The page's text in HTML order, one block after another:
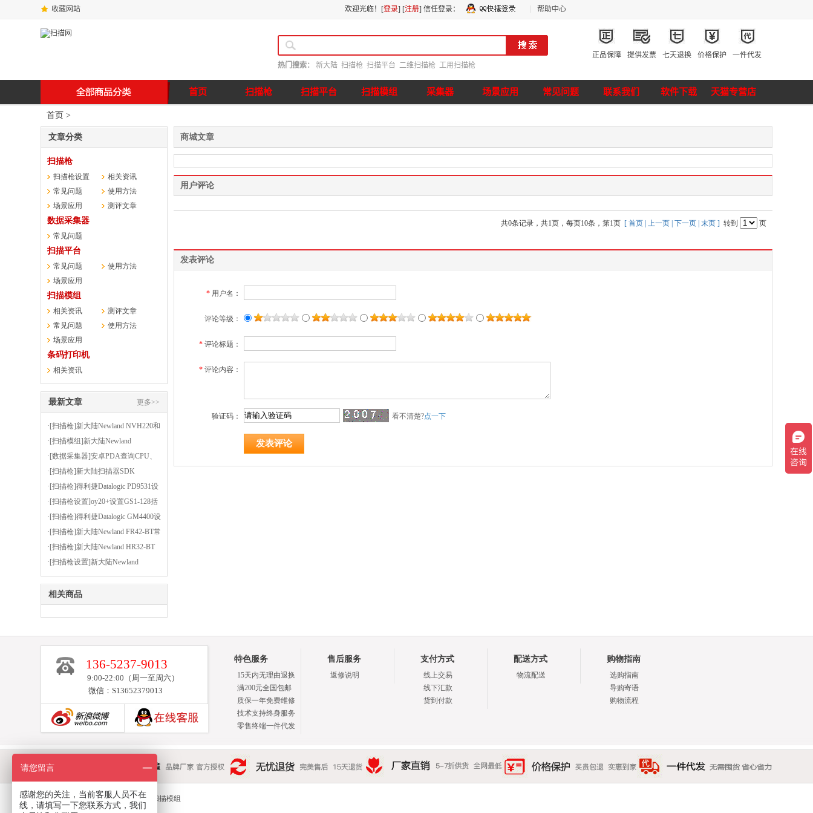
收藏网站 帮助中心
欢迎光临！[登录] [注册] 信任登录：
热门搜索： 新大陆 扫描枪 扫描平台 二维扫描枪 工用扫描枪
正品保障 提供发票 七天退换 价格保护 一件代发
首页 扫描枪 扫描平台 扫描模组 采集器 场景应用 常见问题 联系我们 软件下载 天猫专营店
首页 >
文章分类
扫描枪
扫描枪设置
相关资讯
常见问题
使用方法
场景应用
测评文章
数据采集器
常见问题
扫描平台
常见问题
使用方法
场景应用
扫描模组
相关资讯
测评文章
常见问题
使用方法
场景应用
条码打印机
相关资讯
最新文章 更多>>
·[扫描枪]新大陆Newland NVH220和
HR3000的OCR正则表达式生成器
·[扫描模组]新大陆Newland
FM430EX扫PCB印刷电路板上的条
码
·[数据采集器]安卓PDA查询CPU、
内存等信息的小软件-CPUZ
·[扫描枪]新大陆扫描器SDK
·[扫描枪]得利捷Datalogic PD9531设
置为按键扫描或者连续扫描（扫描
方式）
·[扫描枪设置]oy20+设置GS1-128括
号使能
·[扫描枪]得利捷Datalogic GM4400设
置后缀为逗号
·[扫描枪]新大陆Newland FR42-BT常
见问题及解决方法
·[扫描枪]新大陆Newland HR32-BT
设置前缀为STX（02），后缀为
ETX（03）
·[扫描枪设置]新大陆Newland
OY20+安装虚拟串口驱动的步骤
相关商品
商城文章
用户评论
共0条记录，共1页，每页10条，第1页 [ 首页 | 上一页 | 下一页 | 末页 ] 转到 页
发表评论
* 用户名：
评论等级：
* 评论标题：
* 评论内容：
验证码： 看不清楚?点一下
136-5237-9013
9:00-22:00（周一至周六）
微信：S13652379013
特色服务
15天内无理由退换
满200元全国包邮
质保一年免费维修
技术支持终身服务
零售终端一件代发
售后服务
返修说明
支付方式
线上交易
线下汇款
货到付款
配送方式
物流配送
购物指南
选购指南
导购寄语
购物流程
品质保障 品牌厂家 官方授权 无忧退货 完美售后 15天退货 厂家直销 5-7折供货 全网最低 价格保护 买贵包退 实惠到家
一件代发 无需囤货 省心省力
友情链接：
扫描模组
请您留言
感谢您的关注，当前客服人员不在
线，请填写一下您联系方式，我们